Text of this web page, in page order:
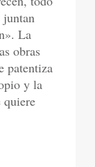
juntan
La
obras
patentiza
y la
quiere